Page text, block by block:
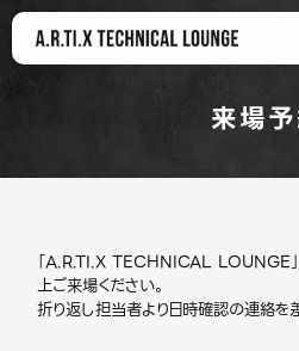
来場
「A.R.TI.X TECHNICAL LOUNGE」
上ご来場ください。
折り返し担当者より日時確認の連絡を